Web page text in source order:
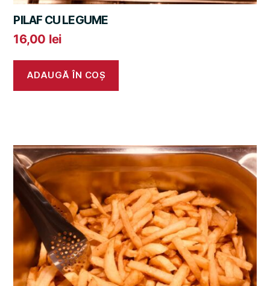
PILAF CU LEGUME
16,00 lei
ADAUGĂ ÎN COȘ